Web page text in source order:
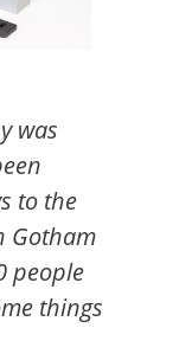
was
to the
Gotham
people
things